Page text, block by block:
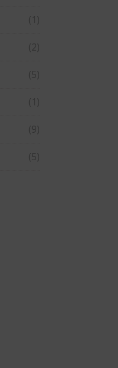
(1)
(2)
(5)
(1)
(9)
(5)